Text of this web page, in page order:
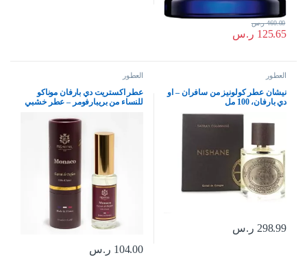
125.65 ر.س
460.00 ر.س
العطور
نيشان عطر كولونيز من سافران – او
دي بارفان، 100 مل
298.99 ر.س
العطور
عطر اكستريت دي بارفان موناكو
للنساء من بريبارفومر – عطر خشبي
104.00 ر.س